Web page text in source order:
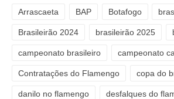
Arrascaeta BAP Botafogo
Brasileirão 2024 brasileirão 2025
campeonato brasileiro campeonato
Contratações do Flamengo copa do
danilo no flamengo desfalques do